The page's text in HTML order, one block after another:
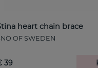
heart chain brace
OF SWEDEN
39